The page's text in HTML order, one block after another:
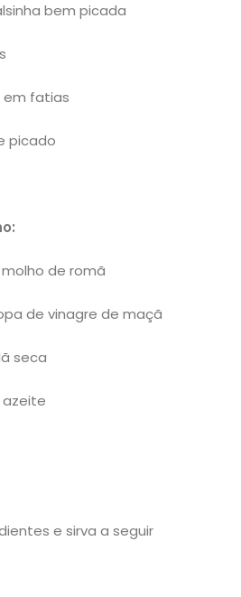
bem picada
em fatias
picado
de romã
de vinagre de maçã
seca
azeite
e sirva a seguir